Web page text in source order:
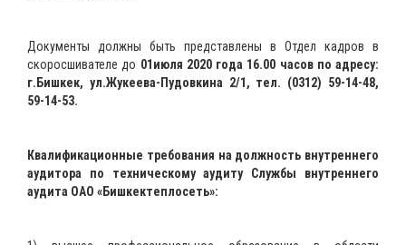
Документы должны быть представлены в Отдел кадров в
скоросшивателе до 01июля 2020 года 16.00 часов по адресу:
г.Бишкек, ул.Жукеева-Пудовкина 2/1, тел. (0312) 59-14-48,
59-14-53.
Квалификационные требования на должность внутреннего
аудитора по техническому аудиту Службы внутреннего
аудита ОАО «Бишкектеплосеть»: